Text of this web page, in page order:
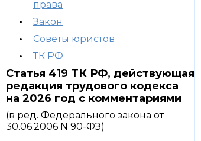
права
Закон
Советы юристов
ТК РФ
Статья 419 ТК РФ, действующая
редакция трудового кодекса
на 2026 год с комментариями
(в ред. Федерального закона от
30.06.2006 N 90-ФЗ)